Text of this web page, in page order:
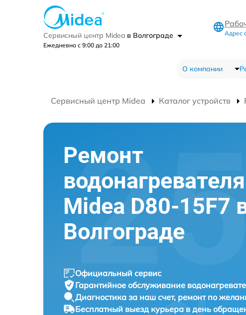
Сервисный центр Midea в Волгограде
Ежедневно с 9:00 до 21:00
Адрес
О компании
Сервисный центр Midea Каталог устройств
Ремонт
водонагревателя
Midea D80-15F7
Волгограде
Официальный сервис
Гарантийное обслуживание
Диагностика за наш счет, ремонт по
Бесплатный выезд курьера в день